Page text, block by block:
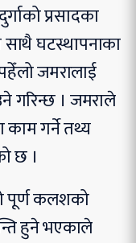
प्रसादका
घटस्थापनाका
जमरालाई
गरिन्छ । जमराले
काम गर्ने तथ्य
छ ।
पूर्ण कलशको
हुने भएकाले